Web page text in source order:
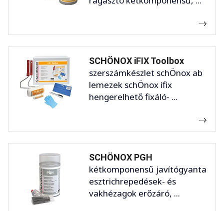
SCHÖNOX iFIX Toolbox
szerszámkészlet schÖnox ab
lemezek schÖnox ifix
hengerelhető fixáló- ...
SCHÖNOX PGH
kétkomponensű javítógyanta
esztrichrepedések- és
vakhézagok erőzáró, ...